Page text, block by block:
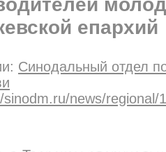
епархий
Синодальный отдел
sinodm.ru/news/regional/